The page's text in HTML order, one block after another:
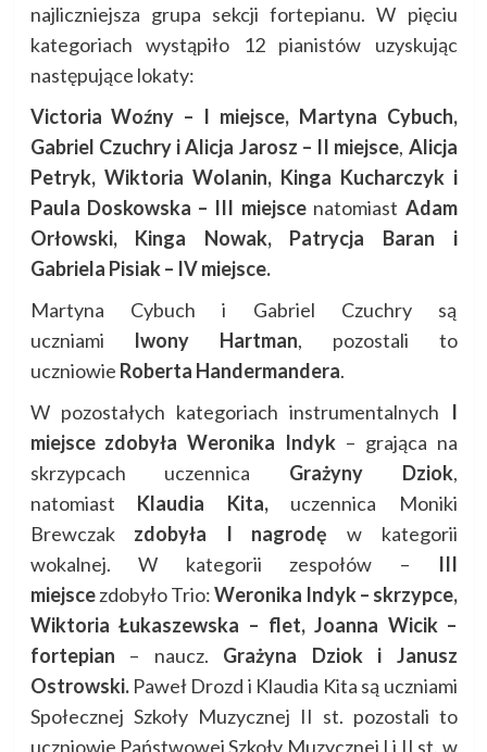
najliczniejsza grupa sekcji fortepianu. W pięciu
kategoriach wystąpiło 12 pianistów uzyskując
następujące lokaty:
Victoria Woźny – I miejsce, Martyna Cybuch,
Gabriel Czuchry i Alicja Jarosz – II miejsce, Alicja
Petryk, Wiktoria Wolanin, Kinga Kucharczyk i
Paula Doskowska – III miejscenatomiast Adam
Orłowski, Kinga Nowak, Patrycja Baran i
Gabriela Pisiak – IV miejsce.
Martyna Cybuch i Gabriel Czuchry są
uczniami Iwony Hartman, pozostali to
uczniowie Roberta Handermandera.
W pozostałych kategoriach instrumentalnych
I
miejsce zdobyła Weronika Indyk – grająca na
skrzypcach uczennica Grażyny Dziok,
natomiast Klaudia Kita,uczennica Moniki
Brewczak zdobyła I nagrodę w kategorii
wokalnej. W kategorii zespołów –
III
miejscezdobyło Trio:Weronika Indyk – skrzypce,
Wiktoria Łukaszewska – flet, Joanna Wicik –
fortepian – naucz. Grażyna Dziok i Janusz
Ostrowski. Paweł Drozd i Klaudia Kita są uczniami
Społecznej Szkoły Muzycznej II st. pozostali to
uczniowie Państwowej Szkoły Muzycznej I i II st. w